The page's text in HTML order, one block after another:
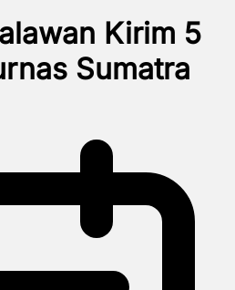
Kirim 5
Sumatra